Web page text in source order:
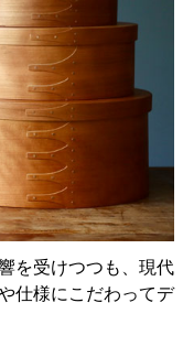
を受けつつも、現代
仕様にこだわってデ